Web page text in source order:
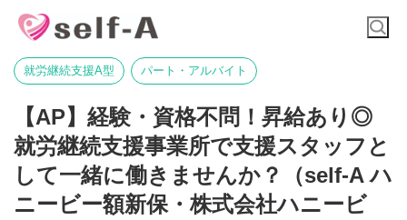
就労継続支援A型 パート・アルバイト
【AP】経験・資格不問！昇給あり◎
就労継続支援事業所で支援スタッフと
して一緒に働きませんか？（self-A ハ
ニービー額新保・株式会社ハニービ